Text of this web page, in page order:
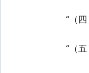
“（
“（